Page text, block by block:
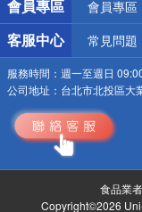
會員專區 會員專區
客服中心 常見問題
服務時間： 週一至週日
公司地址： 台北市北投區大
食品業
Copyright©2026